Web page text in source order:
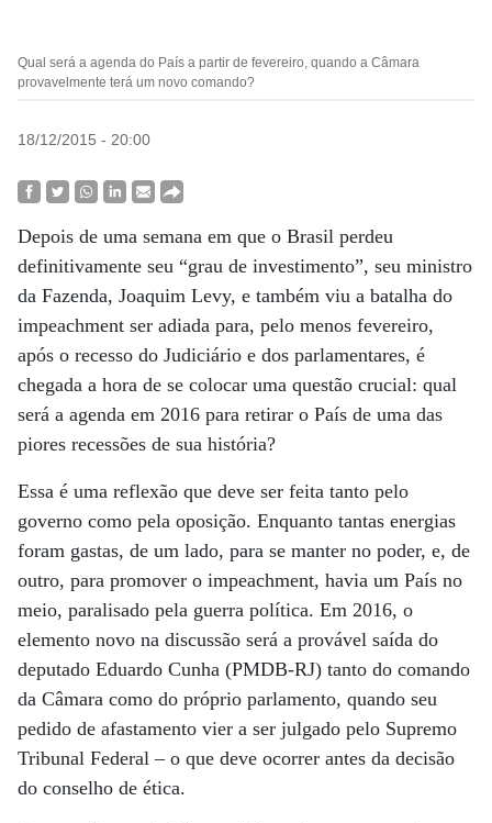
Qual será a agenda do País a partir de fevereiro, quando a Câmara
provavelmente terá um novo comando?
18/12/2015 - 20:00
Depois de uma semana em que o Brasil perdeu
definitivamente seu “grau de investimento”, seu ministro
da Fazenda, Joaquim Levy, e também viu a batalha do
impeachment ser adiada para, pelo menos fevereiro,
após o recesso do Judiciário e dos parlamentares, é
chegada a hora de se colocar uma questão crucial: qual
será a agenda em 2016 para retirar o País de uma das
piores recessões de sua história?
Essa é uma reflexão que deve ser feita tanto pelo
governo como pela oposição. Enquanto tantas energias
foram gastas, de um lado, para se manter no poder, e, de
outro, para promover o impeachment, havia um País no
meio, paralisado pela guerra política. Em 2016, o
elemento novo na discussão será a provável saída do
deputado Eduardo Cunha (PMDB-RJ) tanto do comando
da Câmara como do próprio parlamento, quando seu
pedido de afastamento vier a ser julgado pelo Supremo
Tribunal Federal – o que deve ocorrer antes da decisão
do conselho de ética.